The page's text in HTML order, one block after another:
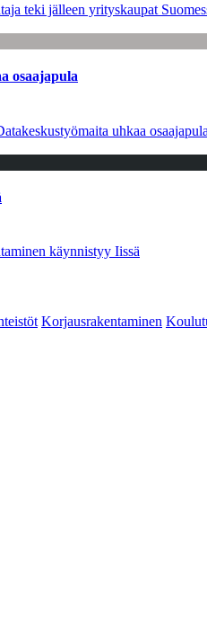
teki jälleen yrityskaupat
osaajapula
uhkaa osaajapula
käynnistyy Iissä
Korjausrakentaminen